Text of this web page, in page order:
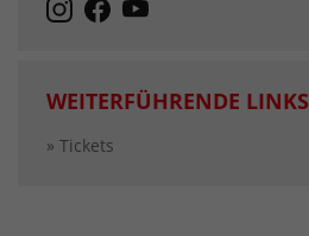
WEITERFÜHRENDE LINKS
» Tickets